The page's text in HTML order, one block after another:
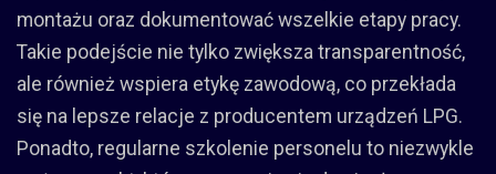
montażu oraz dokumentować wszelkie etapy pracy.
Takie podejście nie tylko zwiększa transparentność,
ale również wspiera etykę zawodową, co przekłada
się na lepsze relacje z producentem urządzeń LPG.
Ponadto, regularne szkolenie personelu to niezwykle